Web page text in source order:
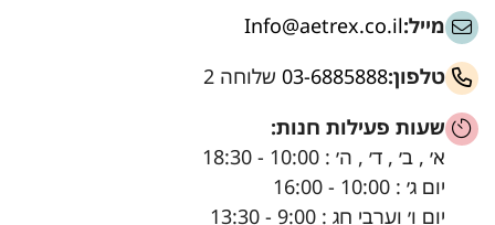
מייל:Info@aetrex.co.il
טלפון:03-6885888 שלוחה 2
שעות פעילות חנות:
א׳ , ב׳ , ד׳ , ה׳ : 10:00 - 18:30
יום ג׳ : 10:00 - 16:00
יום ו׳ וערבי חג : 9:00 - 13:30